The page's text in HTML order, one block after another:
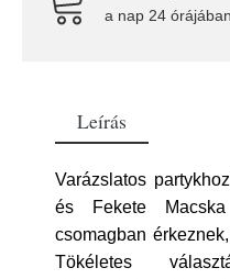
a nap 24
Leírás
Varázslatos
és Fekete
csomagban
Tökéletes